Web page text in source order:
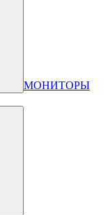
МОНИТОРЫ